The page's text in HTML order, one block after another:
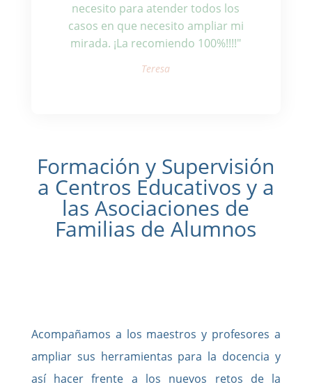
necesito para atender todos los
casos en que necesito ampliar mi
mirada. ¡La recomiendo 100%!!!!"
Teresa
Formación y Supervisión
a Centros Educativos y a
las Asociaciones de
Familias de Alumnos
Acompañamos a los maestros y profesores a
ampliar sus herramientas para la docencia y
así hacer frente a los nuevos retos de la